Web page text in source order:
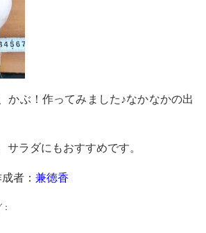
かぶ！作ってみました♪なかなかの出
サラダにもおすすめです。
者： 兼徳香